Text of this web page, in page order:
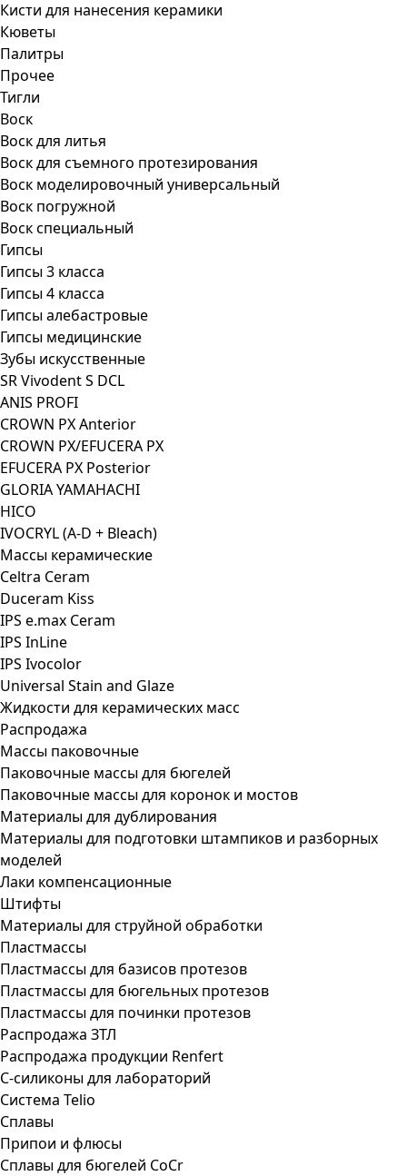
Кисти для нанесения керамики
Кюветы
Палитры
Прочее
Тигли
Воск
Воск для литья
Воск для съемного протезирования
Воск моделировочный универсальный
Воск погружной
Воск специальный
Гипсы
Гипсы 3 класса
Гипсы 4 класса
Гипсы алебастровые
Гипсы медицинские
Зубы искусственные
SR Vivodent S DCL
ANIS PROFI
CROWN PX Anterior
CROWN PX/EFUCERA PX
EFUCERA PX Posterior
GLORIA YAMAHACHI
HICO
IVOCRYL (A-D + Bleach)
Массы керамические
Celtra Ceram
Duceram Kiss
IPS e.max Ceram
IPS InLine
IPS Ivocolor
Universal Stain and Glaze
Жидкости для керамических масс
Распродажа
Массы паковочные
Паковочные массы для бюгелей
Паковочные массы для коронок и мостов
Материалы для дублирования
Материалы для подготовки штампиков и разборных
моделей
Лаки компенсационные
Штифты
Материалы для струйной обработки
Пластмассы
Пластмассы для базисов протезов
Пластмассы для бюгельных протезов
Пластмассы для починки протезов
Распродажа ЗТЛ
Распродажа продукции Renfert
С-силиконы для лабораторий
Система Telio
Сплавы
Припои и флюсы
Сплавы для бюгелей CoCr